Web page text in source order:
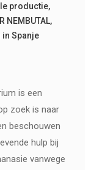
productie,
NEMBUTAL,
in Spanje
is een
zoek is naar
beschouwen
hulp bij
vanwege